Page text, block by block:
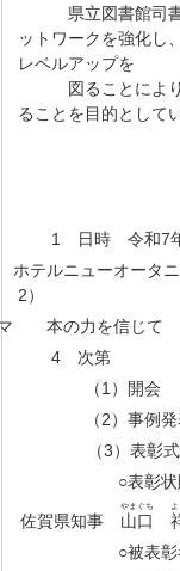
県立図書館司書が
ットワークを強化し
レベルアップを
図ることにより、
ることを目的として
1 日時 令和7年2
ニューオータニ佐
2）
の力を信じて
4 次第
（1）開会
（2）事例発表
（3）表彰式
○表
知事 山口
やまぐち
○被表彰